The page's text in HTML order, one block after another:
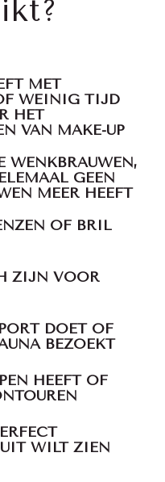
MET
WEINIG TIJD
HET
VAN MAKE-UP
WENKBRAUWEN,
GEEN
MEER HEEFT
OF BRIL
ZIJN VOOR
DOET OF
BEZOEKT
HEEFT OF
WILT ZIEN